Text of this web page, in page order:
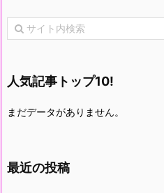
人気記事トップ10!
まだデータがありません。
最近の投稿